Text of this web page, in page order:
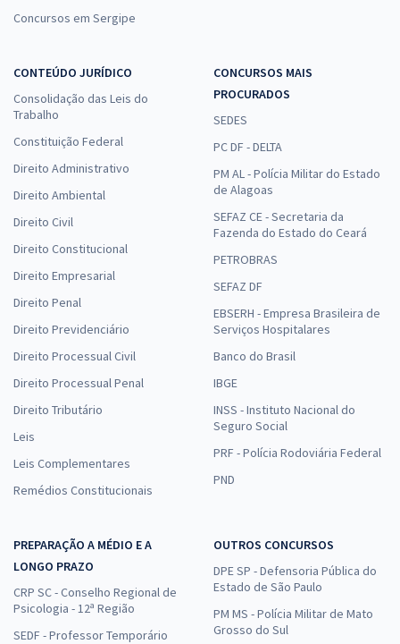
Concursos em Sergipe
CONTEÚDO JURÍDICO
Consolidação das Leis do
Trabalho
Constituição Federal
Direito Administrativo
Direito Ambiental
Direito Civil
Direito Constitucional
Direito Empresarial
Direito Penal
Direito Previdenciário
Direito Processual Civil
Direito Processual Penal
Direito Tributário
Leis
Leis Complementares
Remédios Constitucionais
CONCURSOS MAIS
PROCURADOS
SEDES
PC DF - DELTA
PM AL - Polícia Militar do Estado
de Alagoas
SEFAZ CE - Secretaria da
Fazenda do Estado do Ceará
PETROBRAS
SEFAZ DF
EBSERH - Empresa Brasileira de
Serviços Hospitalares
Banco do Brasil
IBGE
INSS - Instituto Nacional do
Seguro Social
PRF - Polícia Rodoviária Federal
PND
PREPARAÇÃO A MÉDIO E A
LONGO PRAZO
CRP SC - Conselho Regional de
Psicologia - 12ª Região
SEDF - Professor Temporário
OUTROS CONCURSOS
DPE SP - Defensoria Pública do
Estado de São Paulo
PM MS - Polícia Militar de Mato
Grosso do Sul